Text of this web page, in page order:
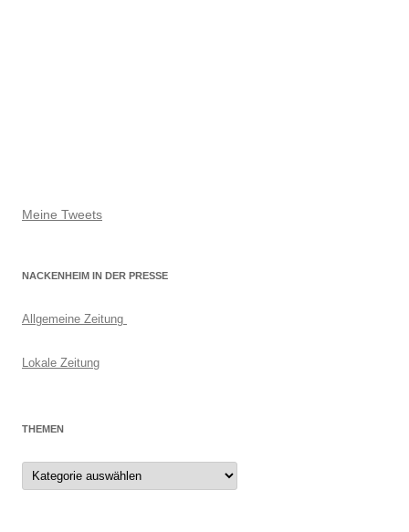
Meine Tweets
NACKENHEIM IN DER PRESSE
Allgemeine Zeitung
Lokale Zeitung
THEMEN
Themen